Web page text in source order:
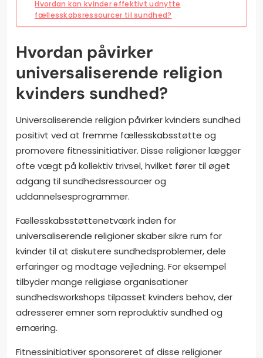
Hvordan kan kvinder effektivt udnytte
fællesskabsressourcer til sundhed?
Hvordan påvirker
universaliserende religion
kvinders sundhed?
Universaliserende religion påvirker kvinders sundhed
positivt ved at fremme fællesskabsstøtte og
promovere fitnessinitiativer. Disse religioner lægger
ofte vægt på kollektiv trivsel, hvilket fører til øget
adgang til sundhedsressourcer og
uddannelsesprogrammer.
Fællesskabsstøttenetværk inden for
universaliserende religioner skaber sikre rum for
kvinder til at diskutere sundhedsproblemer, dele
erfaringer og modtage vejledning. For eksempel
tilbyder mange religiøse organisationer
sundhedsworkshops tilpasset kvinders behov, der
adresserer emner som reproduktiv sundhed og
ernæring.
Fitnessinitiativer sponsoreret af disse religioner